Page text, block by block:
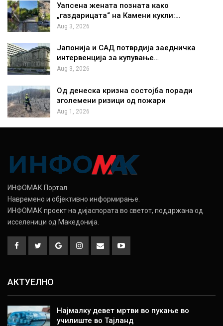
Уапсена жената позната како
„газдарицата“ на Камени кукли:…
Aug 3, 2026
Јапонија и САД потврдија заедничка
интервенција за купување…
Aug 3, 2026
Од денеска кризна состојба поради
зголемени ризици од пожари
Aug 1, 2026
ИНФОМАК Портал
Навремено и објективно информирање.
ИНФОМАК проект на дијаспората во светот, поддржана од
исселеници од Македонија.
АКТУЕЛНО
Најмалку девет мртви во пукање во
училиште во Тајланд